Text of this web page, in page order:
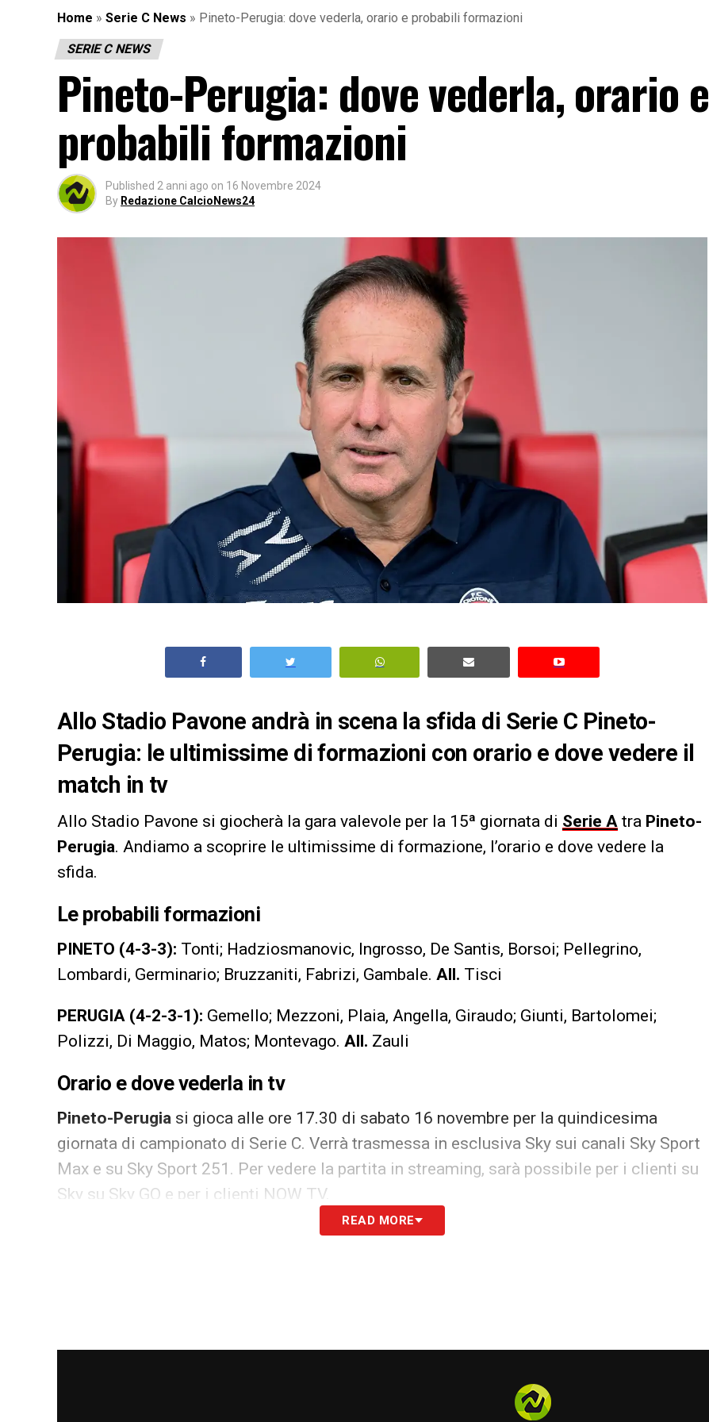
Home » Serie C News » Pineto-Perugia: dove vederla, orario e probabili formazioni
SERIE C NEWS
Pineto-Perugia: dove vederla, orario e
probabili formazioni
Published 2 anni ago on 16 Novembre 2024
By Redazione CalcioNews24
Allo Stadio Pavone andrà in scena la sfida di Serie C Pineto-
Perugia: le ultimissime di formazioni con orario e dove vedere il
match in tv
Allo Stadio Pavone si giocherà la gara valevole per la 15ª giornata di Serie A tra Pineto-
Perugia. Andiamo a scoprire le ultimissime di formazione, l’orario e dove vedere la
sfida.
Le probabili formazioni
PINETO (4-3-3): Tonti; Hadziosmanovic, Ingrosso, De Santis, Borsoi; Pellegrino,
Lombardi, Germinario; Bruzzaniti, Fabrizi, Gambale. All. Tisci
PERUGIA (4-2-3-1): Gemello; Mezzoni, Plaia, Angella, Giraudo; Giunti, Bartolomei;
Polizzi, Di Maggio, Matos; Montevago. All. Zauli
Orario e dove vederla in tv
Pineto-Perugia si gioca alle ore 17.30 di sabato 16 novembre per la quindicesima
giornata di campionato di Serie C. Verrà trasmessa in esclusiva Sky sui canali Sky Sport
Max e su Sky Sport 251. Per vedere la partita in streaming, sarà possibile per i clienti su
Sky su Sky GO e per i clienti NOW TV.
READ MORE